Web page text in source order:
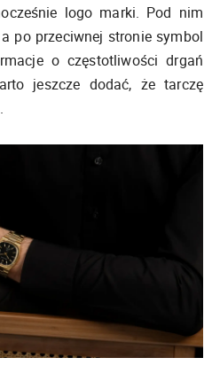
logo marki. Pod nim
po przeciwnej stronie symbol
o częstotliwości drgań
jeszcze dodać, że tarczę